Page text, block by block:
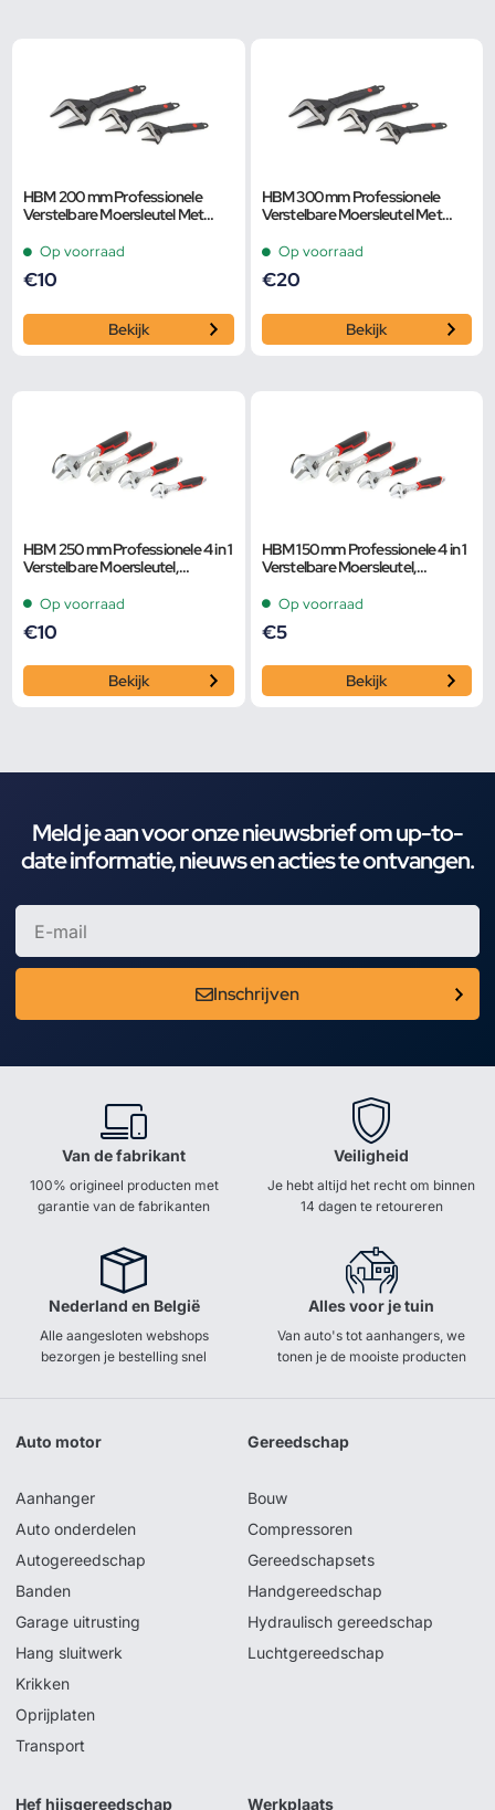
HBM 200 mm Professionele
Verstelbare Moersleutel Met
Smalle Bek
Op voorraad
€10
Bekijk
HBM 300 mm Professionele
Verstelbare Moersleutel Met
Smalle Bek
Op voorraad
€20
Bekijk
HBM 250 mm Professionele 4 in 1
Verstelbare Moersleutel,
Op voorraad
€10
Bekijk
HBM 150 mm Professionele 4 in 1
Verstelbare Moersleutel,
Op voorraad
€5
Bekijk
Meld je aan voor onze nieuwsbrief om up-to-
date informatie, nieuws en acties te ontvangen.
Inschrijven
Van de fabrikant
100% origineel producten met
garantie van de fabrikanten
Veiligheid
Je hebt altijd het recht om binnen
14 dagen te retoureren
Nederland en België
Alle aangesloten webshops
bezorgen je bestelling snel
Alles voor je tuin
Van auto's tot aanhangers, we
tonen je de mooiste producten
Auto motor
Aanhanger
Auto onderdelen
Autogereedschap
Banden
Garage uitrusting
Hang sluitwerk
Krikken
Oprijplaten
Transport
Gereedschap
Bouw
Compressoren
Gereedschapsets
Handgereedschap
Hydraulisch gereedschap
Luchtgereedschap
Hef hijsgereedschap Werkplaats